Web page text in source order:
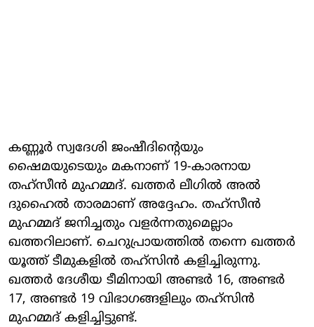
കണ്ണൂര്‍ സ്വദേശി ജംഷീദിന്റെയും
ഷൈമയുടെയും മകനാണ് 19-കാരനായ
തഹ്സീന്‍ മുഹമ്മദ്. ഖത്തര്‍ ലീഗില്‍ അല്‍
ദുഹൈല്‍ താരമാണ് അദ്ദേഹം. തഹ്സീന്‍
മുഹമ്മദ് ജനിച്ചതും വളര്‍ന്നതുമെല്ലാം
ഖത്തറിലാണ്. ചെറുപ്രായത്തില്‍ തന്നെ ഖത്തര്‍
യൂത്ത് ടീമുകളില്‍ തഹ്‌സിന്‍ കളിച്ചിരുന്നു.
ഖത്തര്‍ ദേശീയ ടീമിനായി അണ്ടര്‍ 16, അണ്ടര്‍
17, അണ്ടര്‍ 19 വിഭാഗങ്ങളിലും തഹ്സിന്‍
മുഹമ്മദ് കളിച്ചിട്ടുണ്ട്.